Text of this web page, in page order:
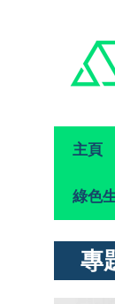
主頁
綠色
專